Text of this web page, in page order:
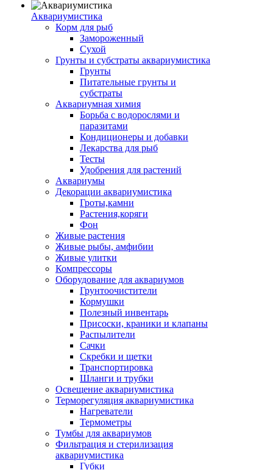
Аквариумистика
Корм для рыб
Замороженный
Сухой
Грунты и субстраты аквариумистика
Грунты
Питательные грунты и
субстраты
Аквариумная химия
Борьба с водорослями и
паразитами
Кондиционеры и добавки
Лекарства для рыб
Тесты
Удобрения для растений
Аквариумы
Декорации аквариумистика
Гроты,камни
Растения,коряги
Фон
Живые растения
Живые рыбы, амфибии
Живые улитки
Компрессоры
Оборудование для аквариумов
Грунтоочистители
Кормушки
Полезный инвентарь
Присоски, краники и клапаны
Распылители
Сачки
Скребки и щетки
Транспортировка
Шланги и трубки
Освещение аквариумистика
Терморегуляция аквариумистика
Нагреватели
Термометры
Тумбы для аквариумов
Фильтрация и стерилизация
аквариумистика
Губки